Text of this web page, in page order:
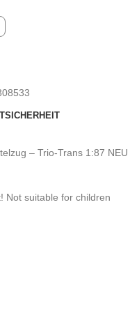
– Trio-Trans 1:87 NEU
Not suitable for children